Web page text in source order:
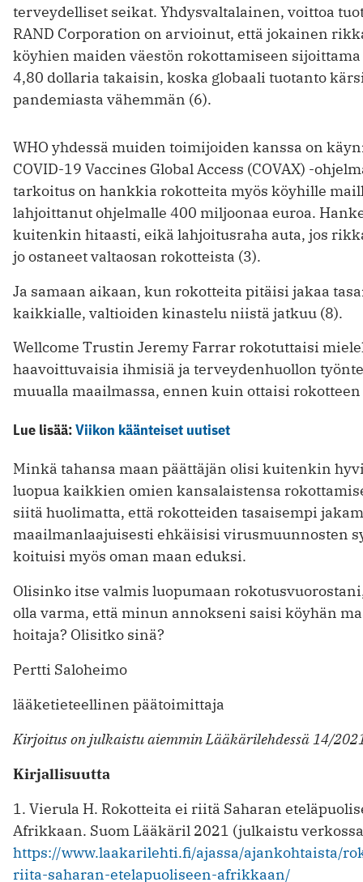
terveydelliset seikat. Yhdysvaltalainen, voittoa
RAND Corporation on arvioinut, että jokainen
köy­hien maiden väestön rokottamiseen
4,80 dollaria takaisin, koska globaali tuotanto
pandemiasta vähemmän (6).
WHO yhdessä muiden toimijoiden kanssa on
COVID-19 Vaccines Global ­Access (COVAX) -
tarkoitus on hankkia rokotteita myös köyhille
lahjoittanut ohjelmalle 400 miljoonaa euroa.
kuitenkin hitaasti, eikä lahjoitusraha auta, jos
jo ostaneet valtaosan rokotteista (3).
Ja samaan aikaan, kun rokotteita pitäisi jakaa
kaikkialle, valtioiden kinastelu niistä jatkuu (8).
Wellcome Trustin Jeremy Farrar rokotuttaisi
haavoittuvaisia ihmisiä ja terveydenhuollon
muualla maailmassa, ­ennen kuin ottaisi rokotteen
Lue lisää:Viikon käänteiset uutiset
Minkä tahansa maan päättäjän olisi kuitenkin
luopua kaikkien omien kansalaistensa
siitä huolimatta, että rokotteiden tasaisempi
maailmanlaajuisesti ehkäisisi virusmuunnosten
koituisi myös oman maan eduksi.
Olisinko itse valmis luopumaan
olla varma, että minun annokseni saisi köyhän
hoitaja? Olisitko sinä?
Pertti Saloheimo
lääketieteellinen päätoimittaja
Kirjoitus on julkaistu aiemmin Lääkärilehdessä 14/
Kirjallisuutta
1. Vierula H. Rokotteita ei riitä Saharan
Afrikkaan. Suom Lääkäril 2021 (julkaistu
https://www.laakarilehti.fi/ajassa/ajankohtaista/
riita-saharan-etelapuoliseen-afrikkaan/